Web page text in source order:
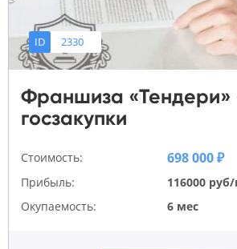
ID 2330
Франшиза «Тендери»
госзакупки
Стоимость: 698 000 ₽
Прибыль:
116000
Окупаемость:
6 мес